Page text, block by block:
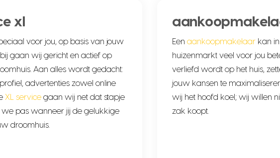
xl
voor jou, op basis van jouw
gaan wij gericht en actief op
Aan alles wordt gedacht:
advertenties zowel online
XL servicegaan wij net dat stapje
pas wanneer jij de gelukkige
droomhuis.
Een aankoopmakelaarkan in
huizenmarkt veel voor jou
verliefd wordt op het huis,
jouw kansen te
wij het hoofd koel; wij willen
zak koopt.